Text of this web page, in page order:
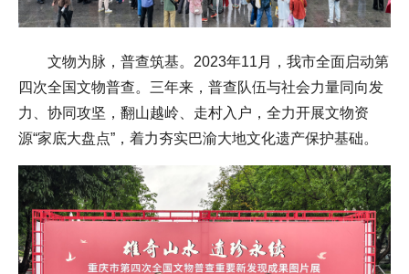
文物为脉，普查筑基。2023年11月，我市全面启动第
四次全国文物普查。三年来，普查队伍与社会力量同向发
力、协同攻坚，翻山越岭、走村入户，全力开展文物资
源“家底大盘点”，着力夯实巴渝大地文化遗产保护基础。